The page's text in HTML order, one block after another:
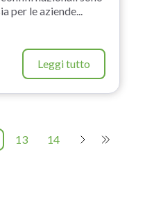
per le aziende...
Leggi tutto
13 14